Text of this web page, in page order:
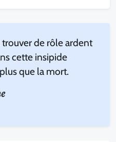
trouver de rôle ardent
cette insipide
que la mort.